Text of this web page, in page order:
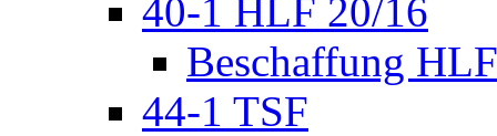
40-1 HLF 20/16
Beschaffung HLF
44-1 TSF